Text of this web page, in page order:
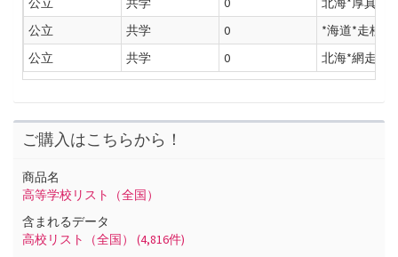
公立
共学 0
*海道*走桂*
公立
共学 0 北海*網走*
ご購入はこちらから！
商品名
高等学校リスト（全国）
含まれるデータ
高校リスト（全国） (4,816件)